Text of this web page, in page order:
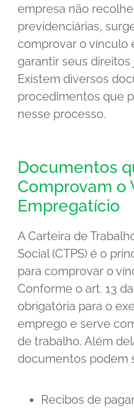
empresa não
previdenciárias,
comprovar o vínculo
garantir seus direitos
Existem diversos
procedimentos que
nesse processo.
Documentos
Comprovam o
Empregatício
A Carteira de
Social (CTPS) é o
para comprovar o
Conforme o art. 13 da
obrigatória para o
emprego e serve
de trabalho. Além
documentos podem
Recibos de